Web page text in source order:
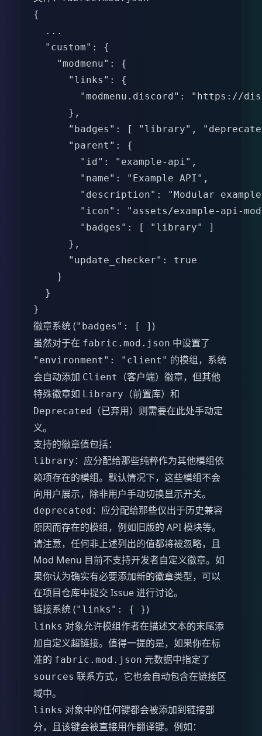
{
  ...
  "custom": {
    "modmenu": {
      "links": {
"modmenu.discord": "https://
      },
"badges": [ "library",
      "parent": {
        "id": "example-api",
        "name": "Example API",
"description": "Modular
"icon": "assets/example-api-
        "badges": [ "library" ]
      },
      "update_checker": true
    }
  }
}
徽章系统 ("badges": [ ] )
虽然对于在 fabric.mod.json 中设置了
"environment": "client" 的模组，系统
会自动添加 Client
（客户端）徽章，但其他
特殊徽章如 Library （前置库）和
Deprecated
（已弃用）则需要在此处手动定
义。
支持的徽章值包括：
library ：应分配给那些纯粹作为其他模组依
赖项存在的模组。默认情况下，这些模组不会
向用户展示，除非用户手动切换显示开关。
deprecated ：应分配给那些仅出于历史兼容
原因而存在的模组，例如旧版的 API 模块等。
请注意，任何非上述列出的值都将被忽略，且
Mod Menu 目前不支持开发者自定义徽章。如
果你认为确实有必要添加新的徽章类型，可以
在项目仓库中提交 Issue 进行讨论。
链接系统 ("links": { })
links 对象允许模组作者在描述文本的末尾添
加自定义超链接。值得一提的是，如果你在标
准的 fabric.mod.json 元数据中指定了
sources 联系方式，它也会自动包含在链接区
域中。
links 对象中的任何键都会被添加到链接部
分，且该键会被直接用作翻译键。例如：